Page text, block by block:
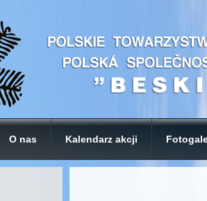
O nas Kalendarz akcji